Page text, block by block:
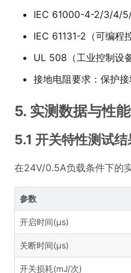
IEC 61000-4-2/3/4/5/
IEC 61131-2（可编程
UL 508（工业控制设备
接地电阻要求：保护
5. 实测数据与性
5.1 开关特性测试结
在24V/0.5A负载条件下的
参数
开启时间(μs)
关断时间(μs)
开关损耗(mJ/次)